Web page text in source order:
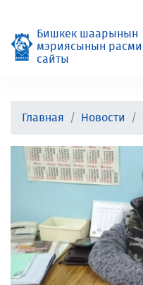
Бишкек шаарынын
мэриясынын
сайты
Главная Новости